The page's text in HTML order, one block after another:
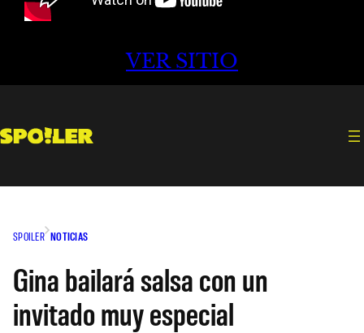
VER SITIO
SPOILER NOTICIAS
Gina bailará salsa con un
invitado muy especial